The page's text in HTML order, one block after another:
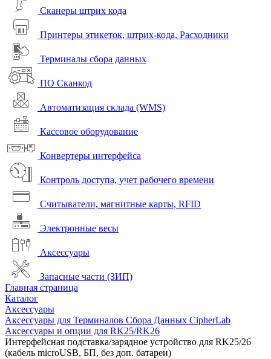
Сканеры штрих кода
Принтеры этикеток, штрих-кода, Расходники
Терминалы сбора данных
ПО Сканкод
Автоматизация склада (WMS)
Кассовое оборудование
Конвертеры интерфейса
Контроль доступа, учет рабочего времени
Считыватели, магнитные карты, RFID
Электронные весы
Аксессуары
Запасные части (ЗИП)
Главная страница
Каталог
Аксессуары
Аксессуары для Терминалов Сбора Данных CipherLab
Аксессуары и опции для RK25/RK26
Интерфейсная подставка/зарядное устройство для RK25/26
(кабель microUSB, БП, без доп. батареи)